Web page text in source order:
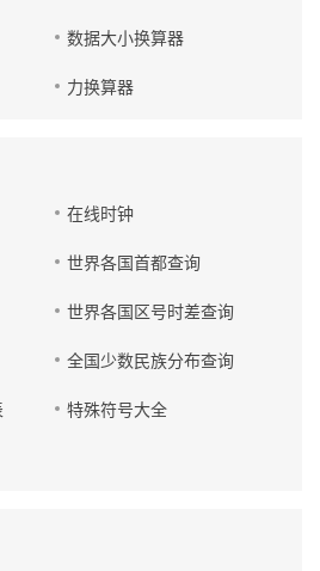
数据大小换算器
力换算器
在线时钟
世界各国首都查询
世界各国区号时差查询
全国少数民族分布查询
特殊符号大全